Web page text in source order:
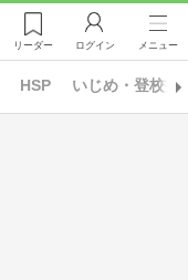
リーダー ログイン メニュー
HSP いじめ・登校拒